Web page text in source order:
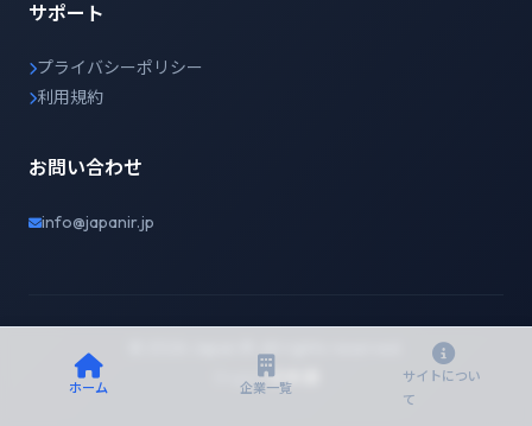
サポート
プライバシーポリシー
利用規約
お問い合わせ
info@japanir.jp
English日本語
ホーム 企業一覧
サイトについ
て